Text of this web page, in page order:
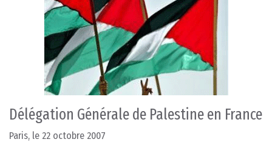
Délégation Générale de Palestine en France
Paris, le 22 octobre 2007